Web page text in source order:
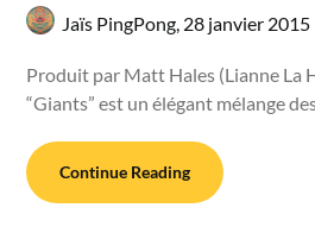
Jaïs PingPong, 28 janvier 2015
Produit par Matt Hales (Lianne La
“Giants” est un élégant mélange
Continue Reading